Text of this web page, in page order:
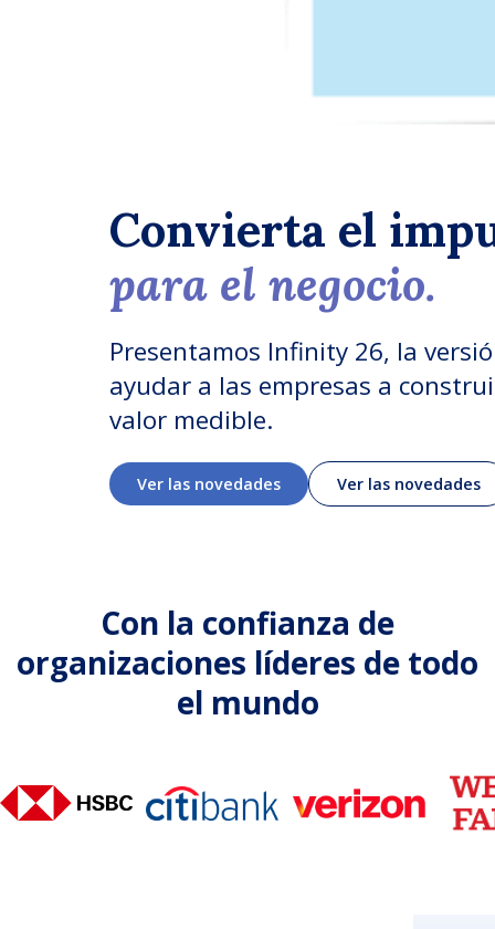
Convierta el
para el negocio.
Presentamos Infinity 26, la
ayudar a las empresas a
valor medible.
Ver las novedades Ver las novedades
Con la confianza de
organizaciones líderes de todo
el mundo